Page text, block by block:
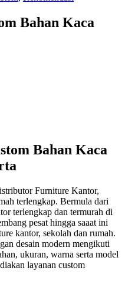
Bahan Kaca
Bahan Kaca
Furniture Kantor,
terlengkap. Bermula dari
terlengkap dan termurah di
pesat hingga saaat ini
kantor, sekolah dan rumah.
desain modern mengikuti
ukuran, warna serta model
layanan custom